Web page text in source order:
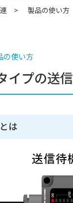
製品の使い方
の使い方
イプの送
は